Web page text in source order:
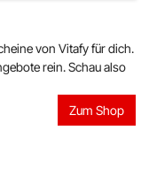
von Vitafy für dich.
rein. Schau also
Zum Shop